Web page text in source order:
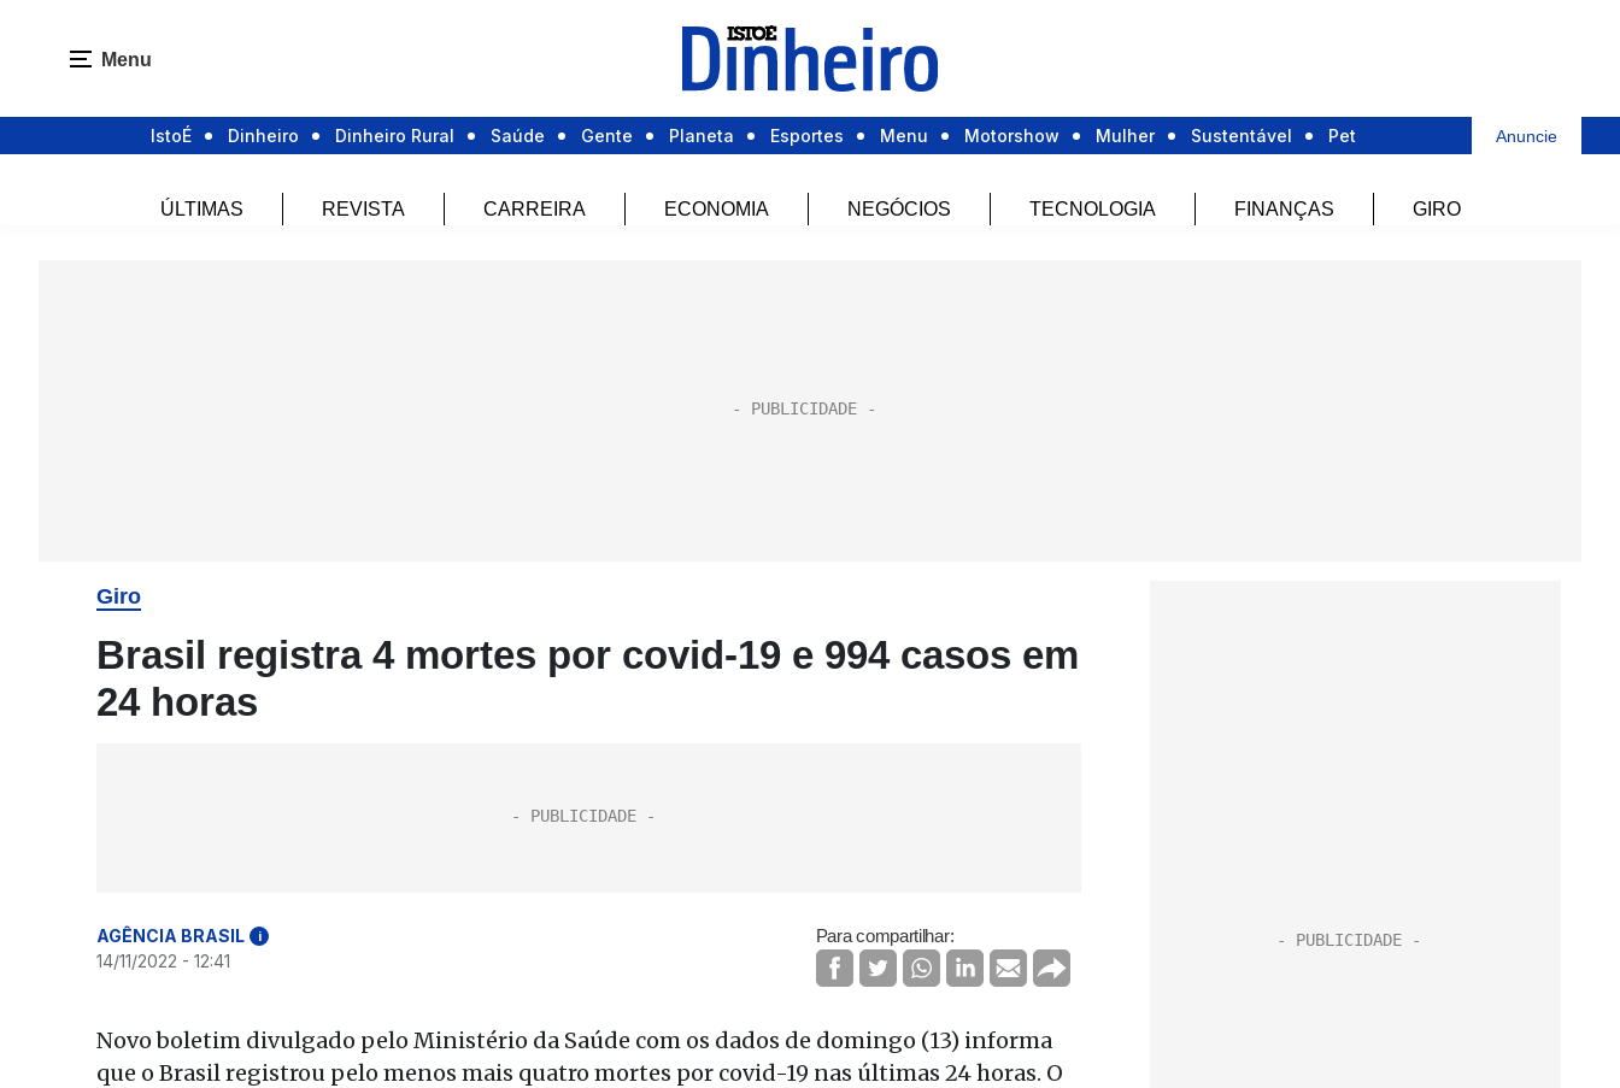
Menu
IstoÉ Dinheiro Dinheiro Rural Saúde Gente Planeta Esportes Menu Motorshow Mulher Sustentável Pet Anuncie
ÚLTIMAS REVISTA CARREIRA ECONOMIA NEGÓCIOS TECNOLOGIA FINANÇAS GIRO
Giro
Brasil registra 4 mortes por covid-19 e 994 casos em
24 horas
AGÊNCIA BRASIL i
14/11/2022 - 12:41
Para compartilhar:
Novo boletim divulgado pelo Ministério da Saúde com os dados de domingo (13) informa
que o Brasil registrou pelo menos mais quatro mortes por covid-19 nas últimas 24 horas. O